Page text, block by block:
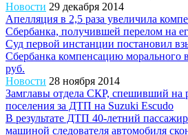
Новости 29 декабря 2014
Апелляция в 2,5 раза увеличила
Сбербанка, получившей перелом на
Суд первой инстанции постановил
Сбербанка компенсацию морального
руб.
Новости 28 ноября 2014
Замглавы отдела СКР, спешивший на
поселения за ДТП на Suzuki Escudo
В результате ДТП 40-летний
машиной следователя автомобиля